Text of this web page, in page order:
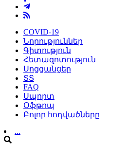
COVID-19
Նորություններ
Գիտություն
Հետազոտություն
Սոցցանցեր
ՏՏ
FAQ
Սպորտ
Օֆթոպ
Բոլոր հոդվածները
...